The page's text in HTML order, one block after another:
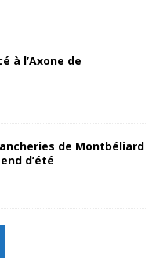
à l’Axone de
de Montbéliard
d’été